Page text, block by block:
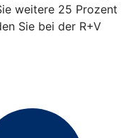
weitere 25 Prozent
Sie bei der R+V